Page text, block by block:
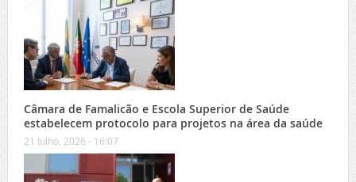
Câmara de Famalicão e Escola Superior de Saúde
estabelecem protocolo para projetos na área da saúde
21 Julho, 2026 - 16:07